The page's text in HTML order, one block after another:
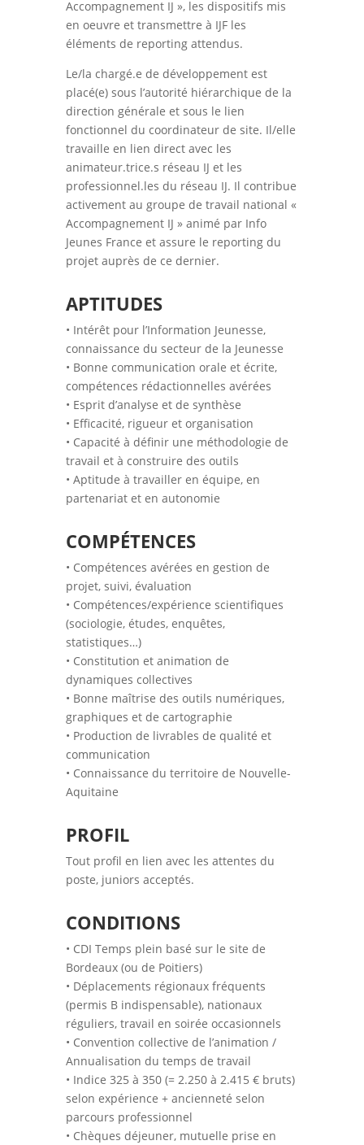
Accompagnement IJ », les dispositifs mis
en oeuvre et transmettre à IJF les
éléments de reporting attendus.
Le/la chargé.e de développement est
placé(e) sous l’autorité hiérarchique de la
direction générale et sous le lien
fonctionnel du coordinateur de site. Il/elle
travaille en lien direct avec les
animateur.trice.s réseau IJ et les
professionnel.les du réseau IJ. Il contribue
activement au groupe de travail national «
Accompagnement IJ » animé par Info
Jeunes France et assure le reporting du
projet auprès de ce dernier.
APTITUDES
• Intérêt pour l’Information Jeunesse,
connaissance du secteur de la Jeunesse
• Bonne communication orale et écrite,
compétences rédactionnelles avérées
• Esprit d’analyse et de synthèse
• Efficacité, rigueur et organisation
• Capacité à définir une méthodologie de
travail et à construire des outils
• Aptitude à travailler en équipe, en
partenariat et en autonomie
COMPÉTENCES
• Compétences avérées en gestion de
projet, suivi, évaluation
• Compétences/expérience scientifiques
(sociologie, études, enquêtes,
statistiques…)
• Constitution et animation de
dynamiques collectives
• Bonne maîtrise des outils numériques,
graphiques et de cartographie
• Production de livrables de qualité et
communication
• Connaissance du territoire de Nouvelle-
Aquitaine
PROFIL
Tout profil en lien avec les attentes du
poste, juniors acceptés.
CONDITIONS
• CDI Temps plein basé sur le site de
Bordeaux (ou de Poitiers)
• Déplacements régionaux fréquents
(permis B indispensable), nationaux
réguliers, travail en soirée occasionnels
• Convention collective de l’animation /
Annualisation du temps de travail
• Indice 325 à 350 (= 2.250 à 2.415 € bruts)
selon expérience + ancienneté selon
parcours professionnel
• Chèques déjeuner, mutuelle prise en